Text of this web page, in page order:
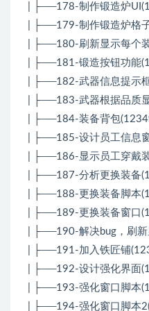
| ├──178-制作锻造炉
| ├──179-制作锻造炉格
| ├──180-刷新显示每个
| ├──181-锻造按钮功能
| ├──182-武器信息提示
| ├──183-武器根据品质
| ├──184-装备背包
| ├──185-设计员工信息
| ├──186-显示员工穿戴
| ├──187-分析更换装备
| ├──188-更换装备脚本
| ├──189-更换装备窗口
| ├──190-解决bug，刷
| ├──191-加入铁匠铺
| ├──192-设计强化界面
| ├──193-强化窗口脚本
| ├──194-强化窗口脚本